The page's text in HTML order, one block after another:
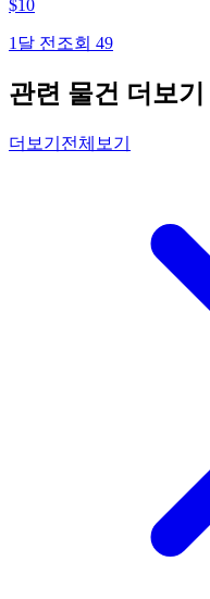
$10
1달 전 조회 49
관련 물건 더보기
더보기 전체보기